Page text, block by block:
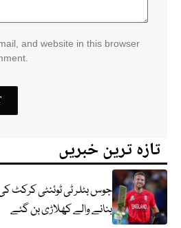
and website in this browser
تازہ ترین خبریں
جوس بٹلر ٹی ٹوئنٹی کرکٹ
بنانے والے کھلاڑی بن گئے